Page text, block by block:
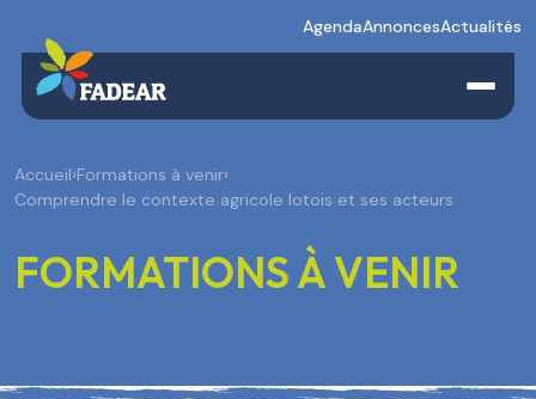
AgendaAnnoncesActualités
Accueil›Formations à venir›
Comprendre le contexte agricole lotois et ses acteurs
FORMATIONS À VENIR